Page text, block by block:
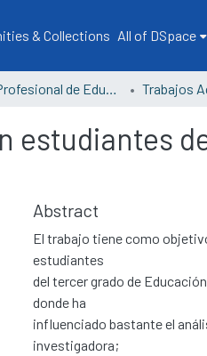
& Collections All of DSpace
Escuela Profesional de Educación Trabajos
estudiantes
Abstract
El trabajo tiene como
estudiantes
del tercer grado de
donde ha
influenciado bastante el
investigadora;